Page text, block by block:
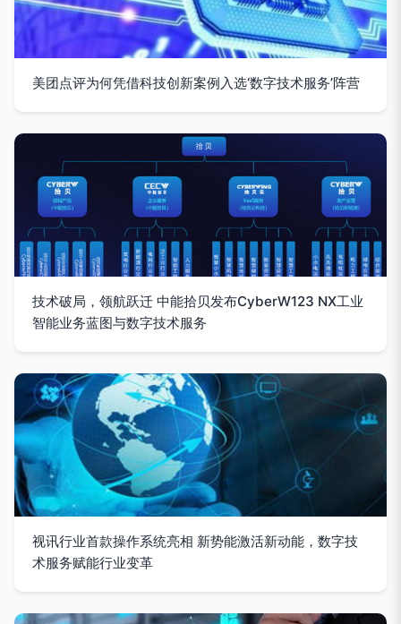
美团点评为何凭借科技创新案例入选‘数字技术服务’阵营
技术破局，领航跃迁 中能拾贝发布CyberW123 NX工业
智能业务蓝图与数字技术服务
视讯行业首款操作系统亮相 新势能激活新动能，数字技
术服务赋能行业变革